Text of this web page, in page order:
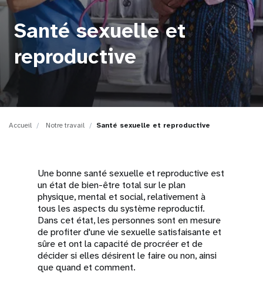
n
Santé sexuelle et
reproductive
Accueil Notre travail Santé sexuelle et reproductive
Une bonne santé sexuelle et reproductive est
un état de bien-être total sur le plan
physique, mental et social, relativement à
tous les aspects du système reproductif.
Dans cet état, les personnes sont en mesure
de profiter d'une vie sexuelle satisfaisante et
sûre et ont la capacité de procréer et de
décider si elles désirent le faire ou non, ainsi
que quand et comment.